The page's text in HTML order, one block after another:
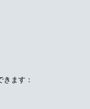
ます：